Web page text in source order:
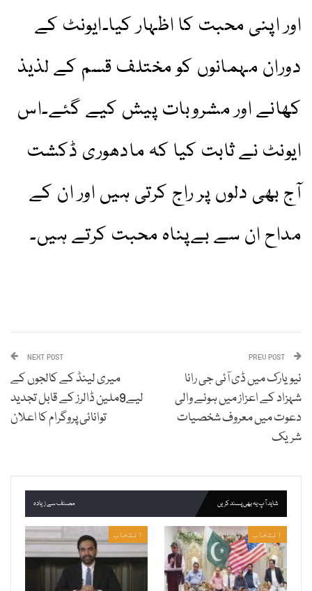
اور اپنی محبت کا اظہار کیا۔ایونٹ کے
دوران مہمانوں کو مختلف قسم کے لذیذ
کھانے اور مشروبات پیش کیے گئے۔اس
ایونٹ نے ثابت کیا کہ مادھوری ڈکشت
آج بھی دلوں پر راج کرتی ہیں اور ان کے
مداح ان سے بےپناہ محبت کرتے ہیں۔
نیویارک میں ڈی آئی جی رانا
شہزاد کے اعزاز میں ہونے والی
دعوت میں معروف شخصیات
شریک
NEXT POST
میری لینڈ کے کالجوں کے
لیے9ملین ڈالرز کے قابل تجدید
توانائی پروگرام کا اعلان
شاید آپ یہ بھی پسند کریں مصنف سے زیادہ
انتخاب انتخاب